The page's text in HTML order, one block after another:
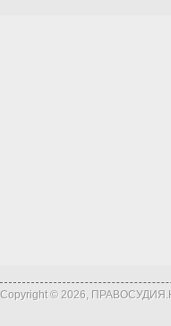
Copyright © 2026,